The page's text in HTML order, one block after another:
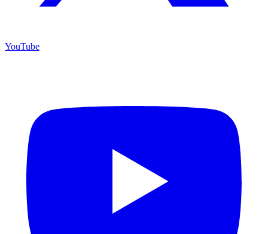
YouTube